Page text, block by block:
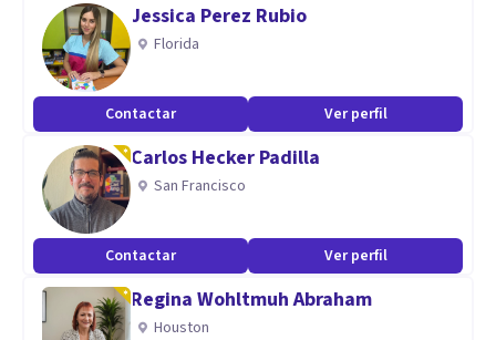
El modelo sistémico permite trabajar con las dificultades
de manera global.
Jessica Perez Rubio
Florida
Contactar Ver perfil
Carlos Hecker Padilla
San Francisco
Contactar Ver perfil
Regina Wohltmuh Abraham
Houston